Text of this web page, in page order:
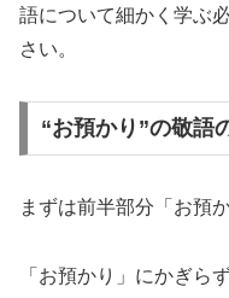
語について細かく学ぶ
さい。
“お預かり”の敬語
まずは前半部分「お預
「お預かり」にかぎら